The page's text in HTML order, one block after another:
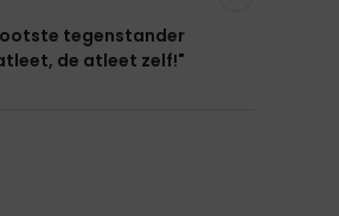
tegenstander
de atleet zelf!"